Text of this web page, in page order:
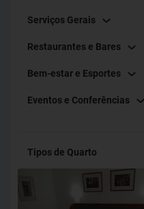
Angra dos Reis. Viva
destinos mais
Serviços Gerais
Restaurantes e Bares
Bem-estar e Esportes
Eventos e Conferências
Tipos de Quarto